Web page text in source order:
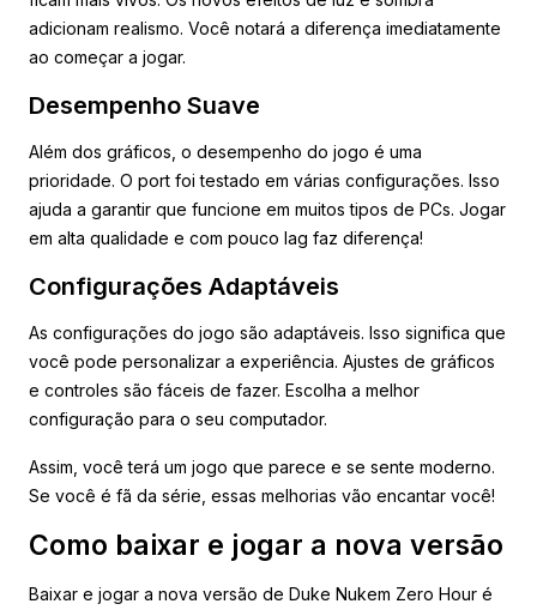
adicionam realismo. Você notará a diferença imediatamente
ao começar a jogar.
Desempenho Suave
Além dos gráficos, o desempenho do jogo é uma
prioridade. O port foi testado em várias configurações. Isso
ajuda a garantir que funcione em muitos tipos de PCs. Jogar
em alta qualidade e com pouco lag faz diferença!
Configurações Adaptáveis
As configurações do jogo são adaptáveis. Isso significa que
você pode personalizar a experiência. Ajustes de gráficos
e controles são fáceis de fazer. Escolha a melhor
configuração para o seu computador.
Assim, você terá um jogo que parece e se sente moderno.
Se você é fã da série, essas melhorias vão encantar você!
Como baixar e jogar a nova versão
Baixar e jogar a nova versão de Duke Nukem Zero Hour é